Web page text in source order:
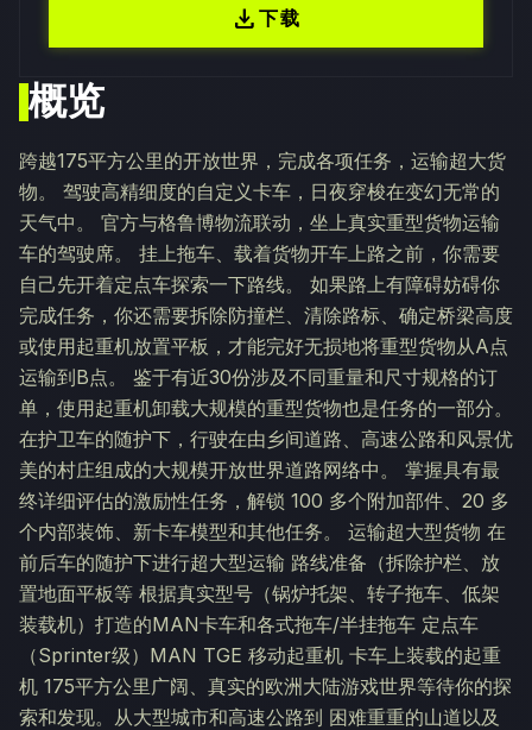
概览
跨越175平方公里的开放世界，完成各项任务，运输超大货
物。 驾驶高精细度的自定义卡车，日夜穿梭在变幻无常的
天气中。 官方与格鲁博物流联动，坐上真实重型货物运输
车的驾驶席。 挂上拖车、载着货物开车上路之前，你需要
自己先开着定点车探索一下路线。 如果路上有障碍妨碍你
完成任务，你还需要拆除防撞栏、清除路标、确定桥梁高度
或使用起重机放置平板，才能完好无损地将重型货物从A点
运输到B点。 鉴于有近30份涉及不同重量和尺寸规格的订
单，使用起重机卸载大规模的重型货物也是任务的一部分。
在护卫车的随护下，行驶在由乡间道路、高速公路和风景优
美的村庄组成的大规模开放世界道路网络中。 掌握具有最
终详细评估的激励性任务，解锁 100 多个附加部件、20 多
个内部装饰、新卡车模型和其他任务。 运输超大型货物 在
前后车的随护下进行超大型运输 路线准备（拆除护栏、放
置地面平板等 根据真实型号（锅炉托架、转子拖车、低架
装载机）打造的MAN卡车和各式拖车/半挂拖车 定点车
（Sprinter级）MAN TGE 移动起重机 卡车上装载的起重
机 175平方公里广阔、真实的欧洲大陆游戏世界等待你的探
索和发现。从大型城市和高速公路到 困难重重的山道以及
download下载